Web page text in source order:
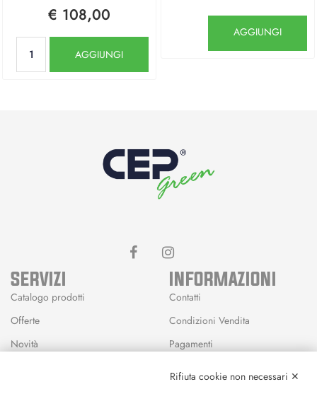
€ 108,00
AGGIUNGI
AGGIUNGI
SERVIZI
Catalogo prodotti
Offerte
Novità
INFORMAZIONI
Contatti
Condizioni Vendita
Pagamenti
Rifiuta cookie non necessari ✕